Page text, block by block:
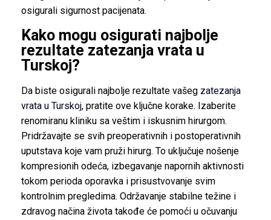
osigurali sigurnost pacijenata.
Kako mogu osigurati najbolje
rezultate zatezanja vrata u
Turskoj?
Da biste osigurali najbolje rezultate vašeg zatezanja
vrata u Turskoj, pratite ove ključne korake. Izaberite
renomiranu kliniku sa veštim i iskusnim hirurgom.
Pridržavajte se svih preoperativnih i postoperativnih
uputstava koje vam pruži hirurg. To uključuje nošenje
kompresionih odeća, izbegavanje napornih aktivnosti
tokom perioda oporavka i prisustvovanje svim
kontrolnim pregledima. Održavanje stabilne težine i
zdravog načina života takođe će pomoći u očuvanju